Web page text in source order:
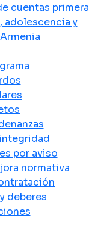
cuentas primera
adolescencia y
por aviso
normativa
deberes